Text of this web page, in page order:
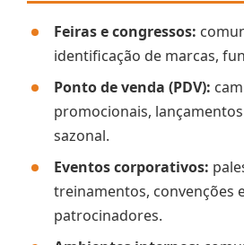
Feiras e congressos:
identificação de marcas,
Ponto de venda (PDV):
promocionais,
sazonal.
Eventos corporativos:
treinamentos, convenções
patrocinadores.